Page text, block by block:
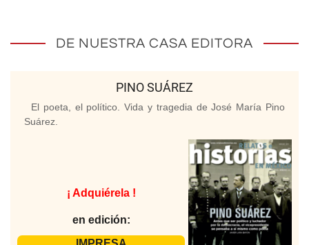
DE NUESTRA CASA EDITORA
PINO SUÁREZ
El poeta, el político. Vida y tragedia de José María Pino
Suárez.
¡ Adquiérela !
en edición: